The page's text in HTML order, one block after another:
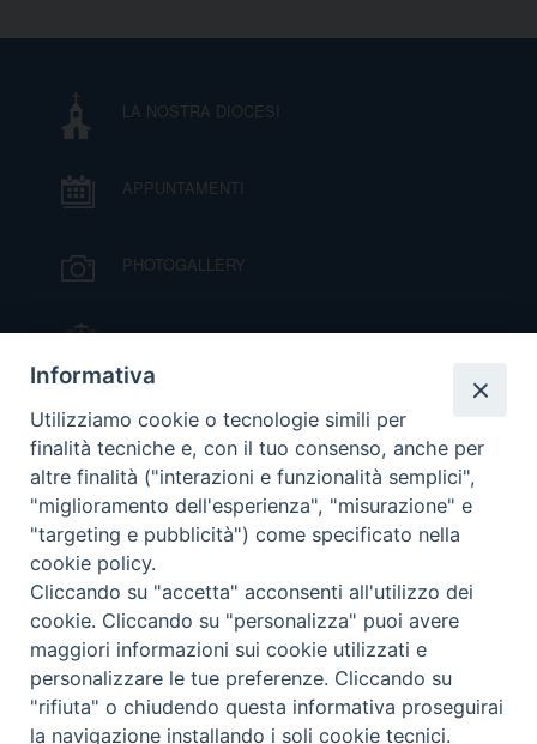
LA NOSTRA DIOCESI
APPUNTAMENTI
PHOTOGALLERY
IL VESCOVO MONS. ORAZIO FRANCESCO
PIAZZA
VIDEOGALLERY
ORARI S. MESSE
MODULISTICA
PODCAST
Informativa
Utilizziamo cookie o tecnologie simili per
finalità tecniche e, con il tuo consenso, anche per
altre finalità ("interazioni e funzionalità semplici",
"miglioramento dell'esperienza", "misurazione" e
"targeting e pubblicità") come specificato nella
cookie policy.
Cliccando su "accetta" acconsenti all'utilizzo dei
cookie. Cliccando su "personalizza" puoi avere
maggiori informazioni sui cookie utilizzati e
personalizzare le tue preferenze. Cliccando su
"rifiuta" o chiudendo questa informativa proseguirai
la navigazione installando i soli cookie tecnici.